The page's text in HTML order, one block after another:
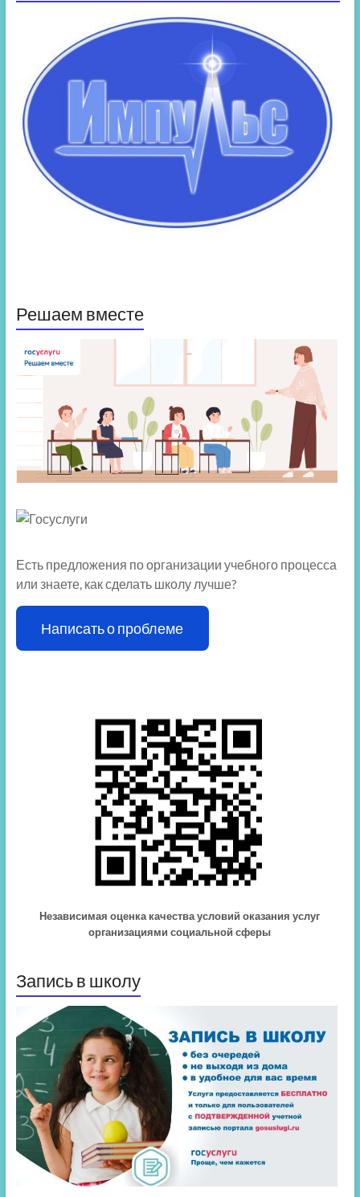
Решаем вместе
Есть предложения по организации учебного процесса
или знаете, как сделать школу лучше?
Написать о проблеме
Независимая оценка качества условий оказания услуг
организациями социальной сферы
Запись в школу